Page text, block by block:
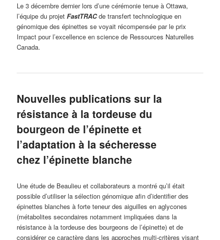
Le 3 décembre dernier lors d’une cérémonie tenue à Ottawa,
l’équipe du projetFastTRACde transfert technologique en
génomique des épinettes se voyait récompensée par le prix
Impact pour l’excellence en science de Ressources Naturelles
Canada.
Nouvelles publications sur la
résistance à la tordeuse du
bourgeon de l’épinette et
l’adaptation à la sécheresse
chez l’épinette blanche
Une étude de Beaulieu et collaborateurs a montré qu’il était
possible d’utiliser la sélection génomique afin d’identifier des
épinettes blanches à forte teneur des aiguilles en aglycones
(métabolites secondaires notamment impliquées dans la
résistance à la tordeuse des bourgeons de l’épinette) et de
considérer ce caractère dans les approches multi-critères visant